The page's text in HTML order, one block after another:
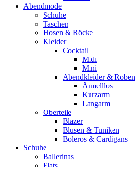
Abendmode
Schuhe
Taschen
Hosen & Röcke
Kleider
Cocktail
Midi
Mini
Abendkleider & Roben
Ärmelllos
Kurzarm
Langarm
Oberteile
Blazer
Blusen & Tuniken
Boleros & Cardigans
Schuhe
Ballerinas
Flats